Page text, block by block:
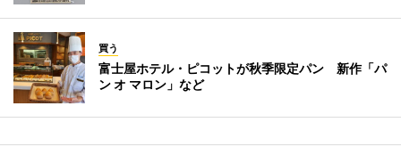
買う
富士屋ホテル・ピコットが秋季限定パン 新作「パ
ン オ マロン」など